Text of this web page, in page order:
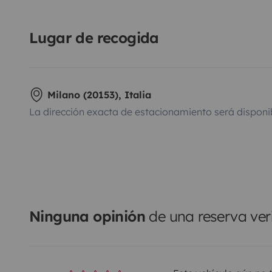
Lugar de recogida
Milano (20153), Italia
La dirección exacta de estacionamiento será
Ninguna opinión de una reserva